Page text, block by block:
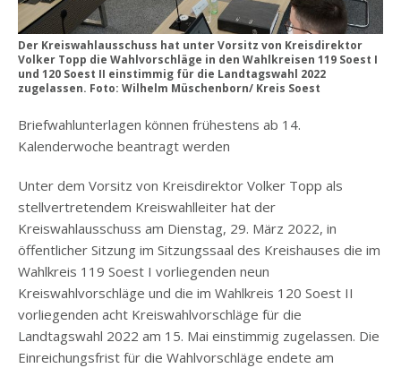
Der Kreiswahlausschuss hat unter Vorsitz von Kreisdirektor
Volker Topp die Wahlvorschläge in den Wahlkreisen 119 Soest I
und 120 Soest II einstimmig für die Landtagswahl 2022
zugelassen. Foto: Wilhelm Müschenborn/ Kreis Soest
Briefwahlunterlagen können frühestens ab 14.
Kalenderwoche beantragt werden
Unter dem Vorsitz von Kreisdirektor Volker Topp als
stellvertretendem Kreiswahlleiter hat der
Kreiswahlausschuss am Dienstag, 29. März 2022, in
öffentlicher Sitzung im Sitzungssaal des Kreishauses die im
Wahlkreis 119 Soest I vorliegenden neun
Kreiswahlvorschläge und die im Wahlkreis 120 Soest II
vorliegenden acht Kreiswahlvorschläge für die
Landtagswahl 2022 am 15. Mai einstimmig zugelassen. Die
Einreichungsfrist für die Wahlvorschläge endete am